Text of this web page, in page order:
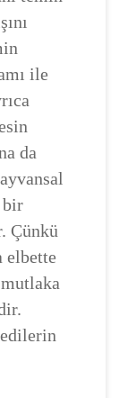
ile
da
bir
Çünkü
elbette